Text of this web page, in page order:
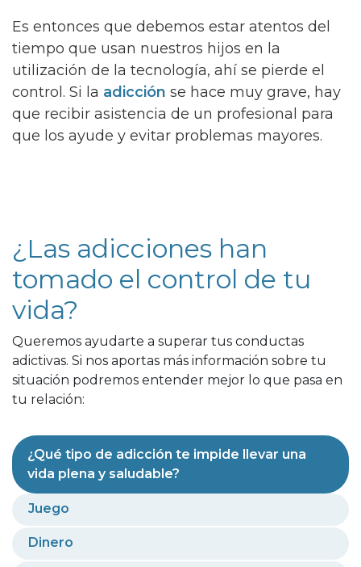
Es entonces que debemos estar atentos del
tiempo que usan nuestros hijos en la
utilización de la tecnología, ahí se pierde el
control. Si la adicción se hace muy grave, hay
que recibir asistencia de un profesional para
que los ayude y evitar problemas mayores.
¿Las adicciones han
tomado el control de tu
vida?
Queremos ayudarte a superar tus conductas
adictivas. Si nos aportas más información sobre tu
situación podremos entender mejor lo que pasa en
tu relación:
¿Qué tipo de adicción te impide llevar una
vida plena y saludable?
Juego
Dinero